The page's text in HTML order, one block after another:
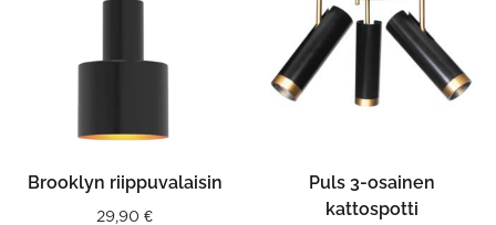
options
on
product
page
Brooklyn riippuvalaisin
29,90 €
Puls 3-osainen
kattospotti